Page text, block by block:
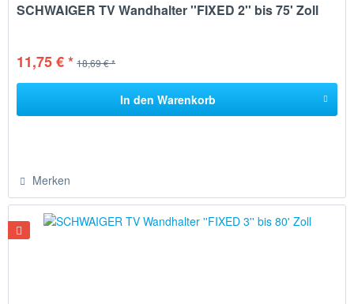
SCHWAIGER TV Wandhalter ''FIXED 2'' bis 75' Zoll
11,75 € * 18,69 € *
In den Warenkorb
Merken